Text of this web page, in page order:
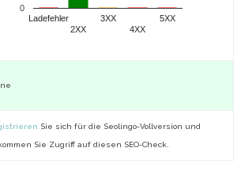
Ladefehler
2XX
3XX
4XX
5XX
0
Sie sich für die Seolingo-Vollversion und
Sie Zugriff auf diesen SEO-Check.